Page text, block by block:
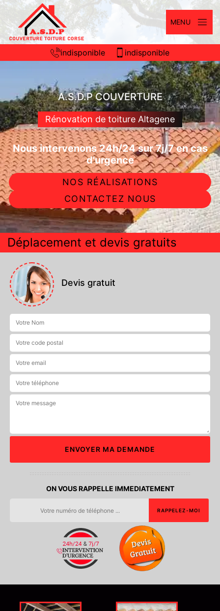
MENU
indisponible indisponible
A.S.D.P COUVERTURE
Rénovation de toiture Altagene
Nous intervenons 24h/24 sur 7j/7 en cas
d'urgence
NOS RÉALISATIONS
CONTACTEZ NOUS
Déplacement et devis gratuits
Devis gratuit
ON VOUS RAPPELLE IMMEDIATEMENT